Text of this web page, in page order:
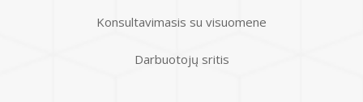
Konsultavimasis su visuomene
Darbuotojų sritis